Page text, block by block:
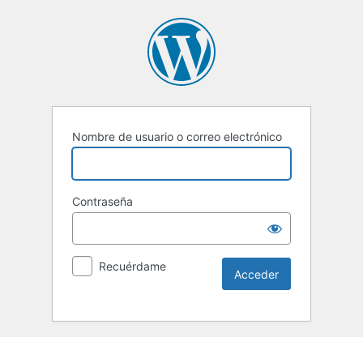
Nombre de usuario o correo electrónico
Contraseña
Recuérdame